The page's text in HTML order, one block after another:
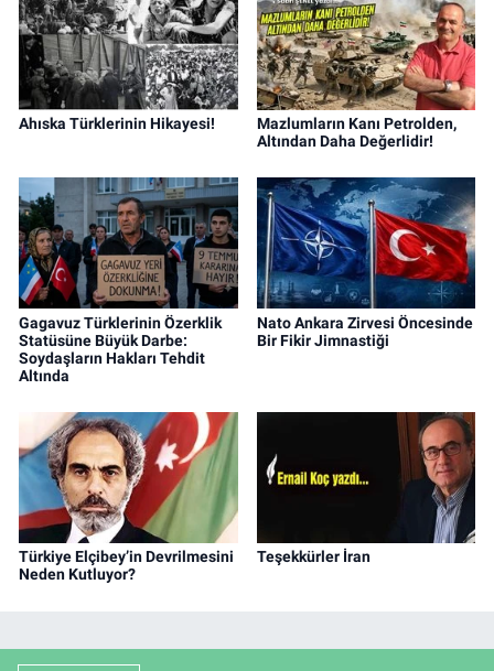
Ahıska Türklerinin Hikayesi!
Mazlumların Kanı Petrolden,
Altından Daha Değerlidir!
Gagavuz Türklerinin Özerklik
Statüsüne Büyük Darbe:
Soydaşların Hakları Tehdit
Altında
Nato Ankara Zirvesi Öncesinde
Bir Fikir Jimnastiği
Türkiye Elçibey’in Devrilmesini
Neden Kutluyor?
Teşekkürler İran